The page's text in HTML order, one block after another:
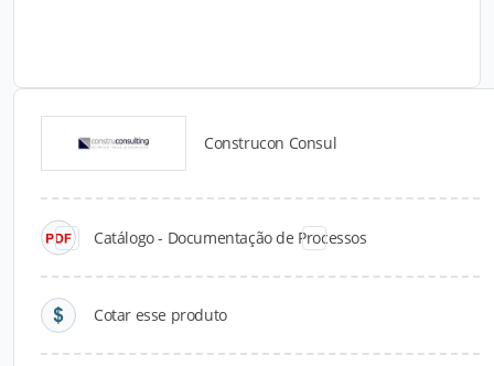
Construcon Consul
Catálogo - Documentação de Processos
Cotar esse produto
Catálogos para Download